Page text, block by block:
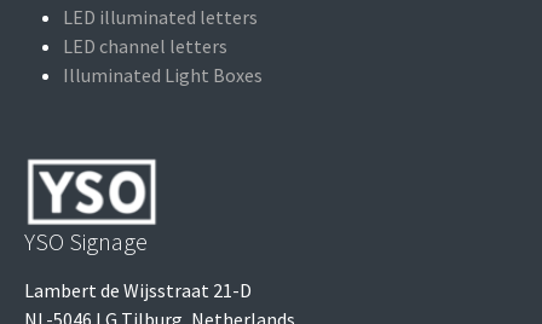
LED illuminated letters
LED channel letters
Illuminated Light Boxes
YSO Signage
Lambert de Wijsstraat 21-D